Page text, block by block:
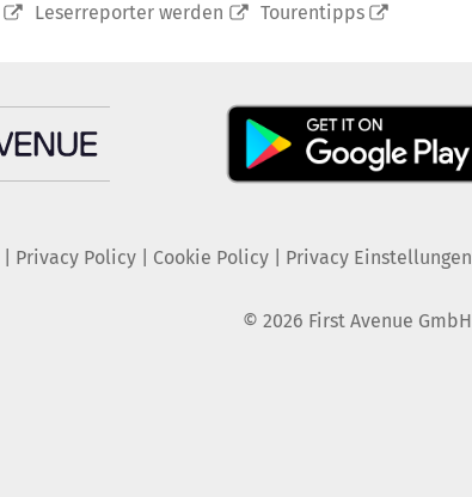
Leserreporter werden Tourentipps
Privacy Policy| Cookie Policy| Privacy Einstellungen
© 2026 First Avenue GmbH